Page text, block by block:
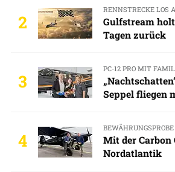
2
RENNSTRECKE LOS
Gulfstream
Tagen zurück
3
PC-12 PRO MIT
Seppel fliegen
4
Mit der Carbon
Nordatlantik